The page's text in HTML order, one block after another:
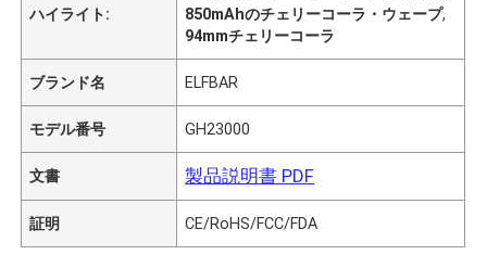
ハイライト:
850mAhのチェリーコーラ・ウェープ,
94mmチェリーコーラ
ブランド名 ELFBAR
モデル番号 GH23000
文書 製品説明書 PDF
証明 CE/RoHS/FCC/FDA